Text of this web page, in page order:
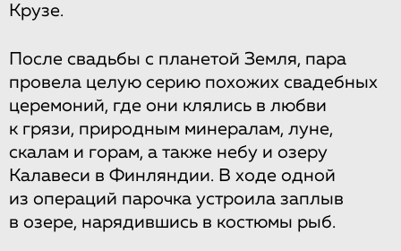
Крузе.
После свадьбы с планетой Земля, пара
провела целую серию похожих свадебных
церемоний, где они клялись в любви
к грязи, природным минералам, луне,
скалам и горам, а также небу и озеру
Калавеси в Финляндии. В ходе одной
из операций парочка устроила заплыв
в озере, нарядившись в костюмы рыб.